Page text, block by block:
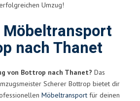
Umzug!
nach Thanet
von Bottrop nach Thanet? Das
Scherer Bottrop bietet dir
Möbeltransport für deinen